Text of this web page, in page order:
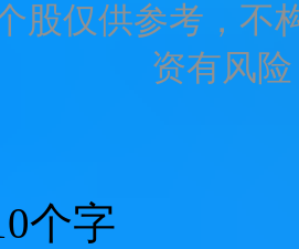
股仅供参考，不
资有风
个字